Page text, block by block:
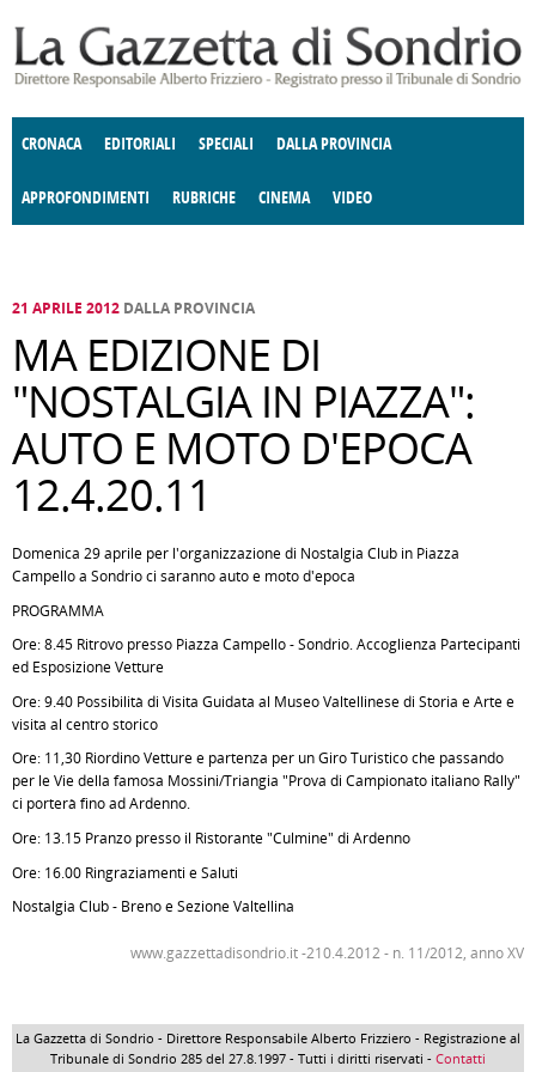
CRONACA EDITORIALI SPECIALI DALLA PROVINCIA
APPROFONDIMENTI
E SPETTACOLI POLITICA
RUBRICHE
DELLE IDEE FATTI DELLO SPIRITO
CINEMA VIDEO
21 APRILE 2012 DALLA PROVINCIA
MA EDIZIONE DI
"NOSTALGIA IN PIAZZA":
AUTO E MOTO D'EPOCA
12.4.20.11
Domenica 29 aprile per l'organizzazione di Nostalgia Club in Piazza
Campello a Sondrio ci saranno auto e moto d'epoca
PROGRAMMA
Ore: 8.45 Ritrovo presso Piazza Campello - Sondrio. Accoglienza Partecipanti
ed Esposizione Vetture
Ore: 9.40 Possibilità di Visita Guidata al Museo Valtellinese di Storia e Arte e
visita al centro storico
Ore: 11,30 Riordino Vetture e partenza per un Giro Turistico che passando
per le Vie della famosa Mossini/Triangia "Prova di Campionato italiano Rally"
ci porterà fino ad Ardenno.
Ore: 13.15 Pranzo presso il Ristorante "Culmine" di Ardenno
Ore: 16.00 Ringraziamenti e Saluti
Nostalgia Club - Breno e Sezione Valtellina
www.gazzettadisondrio.it -210.4.2012 - n. 11/2012, anno XV
La Gazzetta di Sondrio - Direttore Responsabile Alberto Frizziero - Registrazione al
Tribunale di Sondrio 285 del 27.8.1997 - Tutti i diritti riservati - Contatti